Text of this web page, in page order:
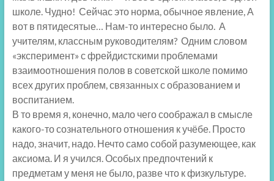
школе. Чудно! Сейчас это норма, обычное явление, А
вот в пятидесятые… Нам-то интересно было. А
учителям, классным руководителям? Одним словом
«эксперимент» с фрейдистскими проблемами
взаимоотношения полов в советской школе помимо
всех других проблем, связанных с образованием и
воспитанием.
В то время я, конечно, мало чего соображал в смысле
какого-то сознательного отношения к учёбе. Просто
надо, значит, надо. Нечто само собой разумеющее, как
аксиома. И я учился. Особых предпочтений к
предметам у меня не было, разве что к физкультуре.